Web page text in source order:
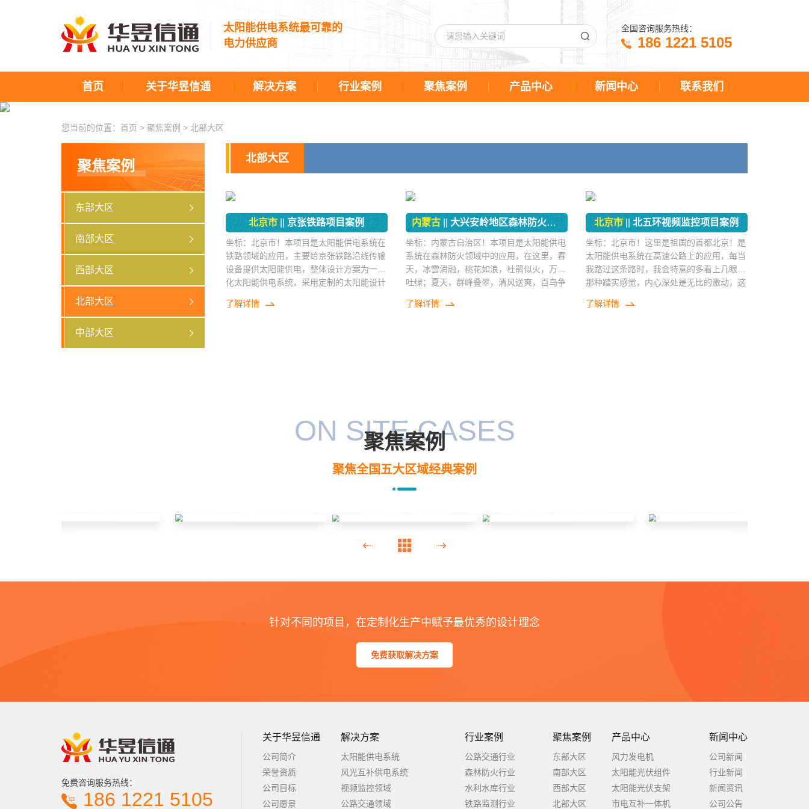
太阳能供电系统最可靠的
电力供应商
首页 关于华昱信通 解决方案 行业案例 聚焦案例 产品中心 新闻中心 联系我们
全国咨询服务热线：
186 1221 5105
您当前的位置： 首页 > 聚焦案例 > 北部大区
聚焦案例
东部大区
南部大区
西部大区
北部大区
中部大区
北部大区
北京市 京张铁路项目案例
坐标：北京市！本项目是太阳能供电系统在
铁路领域的应用，主要给京张铁路沿线传输
设备提供太阳能供电，整体设计方案为一体
化太阳能供电系统，采用定制的太阳能设计
题， 京张铁路是冬奥会主要配套工程，守
了解详情
内蒙古|| 大兴安岭地区森林防火项目
坐标：内蒙古自治区！本项目是太阳能供电
系统在森林防火领域中的应用，在这里，春
天，冰雪消融，桃花如浪，杜鹃似火，万木
吐绿；夏天，群峰叠翠，清风送爽，百鸟争
风，五光十色，野果飘香；冬天，银装素
式文明单位。 本项目是太阳能供电系统在
森林防火领域的应用案例，针对大兴安岭极
寒地区，林地偏远，市电供电困难，采用太
阳能供电系统，可以有效的解决拉电困难的
的环境，让拉电更加的困难，采用太阳能供
了解详情
北京市 ||北五环视频监控项目案例
坐标：北京市！这里是祖国的首都北京！是
太阳能供电系统在高速公路上的应用，每当
我路过这条路时，我会特意的多看上几眼，
那种踏实感觉，内心深处是无比的激动，这
供电系统，由于北京冬季温度较低，采用太
了解详情
ON SITE CASES
聚焦案例
聚焦全国五大区域经典案例
针对不同的项目，在定制化生产中赋予最优秀的设计理念
免费获取解决方案
免费咨询服务热线：
186 1221 5105
关于华昱信通
公司简介
荣誉资质
公司目标
公司愿景
解决方案
太阳能供电系统
风光互补供电系统
视频监控领域
公路交通领域
行业案例
公路交通行业
森林防火行业
水利水库行业
铁路监测行业
聚焦案例
东部大区
南部大区
西部大区
北部大区
产品中心
风力发电机
太阳能光伏组件
太阳能光伏支架
市电互补一体机
新闻中心
公司新闻
行业新闻
新闻资讯
公司公告